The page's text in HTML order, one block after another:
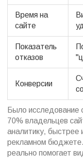
Время на
сайте
Показатель
отказов
Конверсии
Было исследование
70% владельцев
аналитику, быстрее
рекламном
реально помогает